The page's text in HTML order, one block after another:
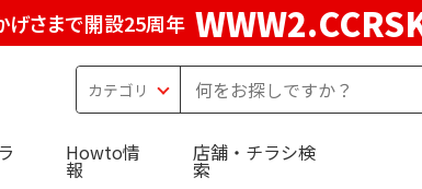
げさまで開設25周年
Howto情
報
店舗・チラシ検
索